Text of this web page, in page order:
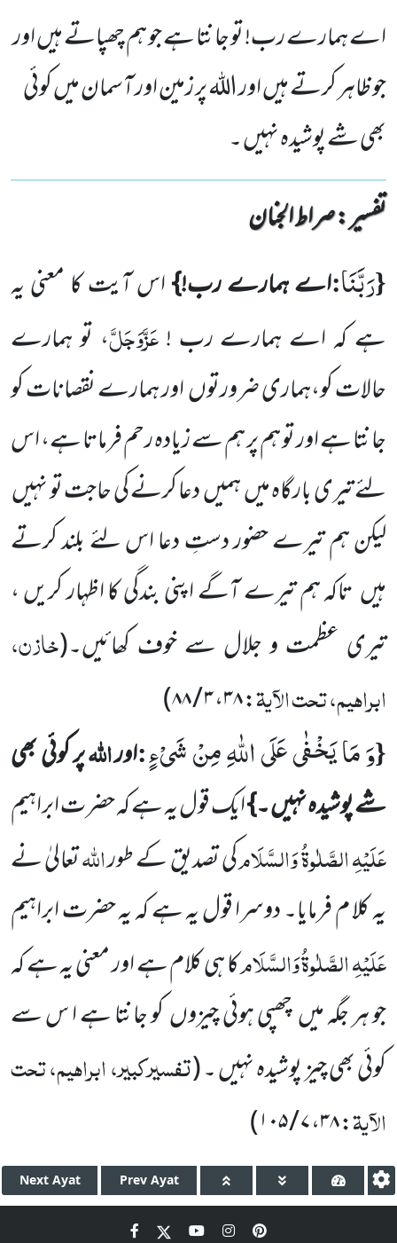
اے ہمارے رب! تو جانتا ہے جو ہم چھپاتے ہیں اور
جو ظاہر کرتے ہیں اور اللہ پر زمین اور آسمان میں کوئی
بھی شے پوشیدہ نہیں ۔
تفسیر : ‎صراط الجنان
{رَبَّنَا:اے ہمارے رب!}اس آیت کا معنی یہ
ہے کہ اے ہمارے رب !عَزَّوَجَلَّ، تو ہمارے
حالات کو،ہماری ضرورتوں اور ہمارے نقصانات کو
جانتا ہے اور تو ہم پر ہم سے زیادہ رحم فرماتا ہے، اس
لئے تیری بارگاہ میں ہمیں دعا کرنے کی حاجت تو نہیں
لیکن ہم تیرے حضور دستِ دعا اس لئے بلند کرتے
ہیں تاکہ ہم تیرے آگے اپنی بندگی کا اظہار کریں ،
تیری عظمت و جلال سے خوف کھائیں۔(خازن،
ابراہیم، تحت الآیۃ:۳۸،۳ / ۸۸ )
{وَ مَا یَخْفٰى عَلَى اللّٰهِ مِنْ شَیْءٍ:اوراللّٰہپر کوئی بھی
شے پوشیدہ نہیں ۔}ایک قول یہ ہے کہ حضر ت ابراہیم
عَلَیْہِ الصَّلٰوۃُ وَالسَّلَامکی تصدیق کے طوراللّٰہتعالیٰ نے
یہ کلا م فرمایا۔ دوسرا قول یہ ہے کہ یہ حضرت ابراہیم
عَلَیْہِ الصَّلٰوۃُ وَالسَّلَامکا ہی کلام ہے اور معنی یہ ہے کہ
جو ہر جگہ میں چھپی ہوئی چیزوں کو جانتا ہے ا س سے
کوئی بھی چیز پوشیدہ نہیں ۔ (تفسیرکبیر، ابراہیم، تحت
الآیۃ:۳۸،۷ / ۱۰۵ )
Next Ayat Prev Ayat